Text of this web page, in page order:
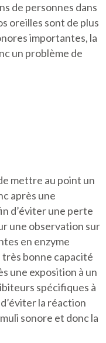
de personnes dans
oreilles sont de plus
importantes, la
un problème de
mettre au point un
après une
d’éviter une perte
une observation sur
en enzyme
bonne capacité
une exposition à un
spécifiques à
la réaction
sonore et donc la